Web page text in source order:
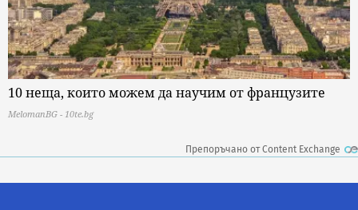
10 неща, които можем да научим от французите
MelomanBG - 10te.bg
Препоръчано от Content Exchange